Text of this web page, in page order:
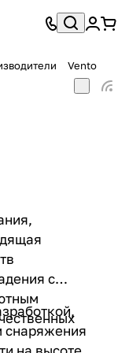
Vento
с
снаряжения